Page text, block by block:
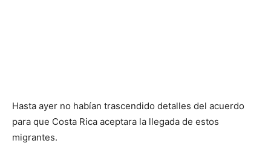
Hasta ayer no habían trascendido detalles del acuerdo
para que Costa Rica aceptara la llegada de estos
migrantes.